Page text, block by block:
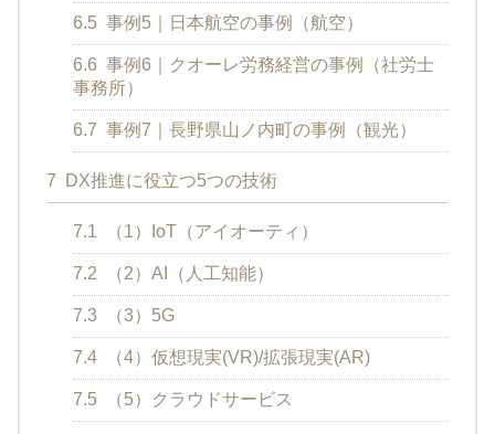
6.5 事例5｜日本航空の事例（航空）
6.6 事例6｜クオーレ労務経営の事例（社労士
事務所）
6.7 事例7｜長野県山ノ内町の事例（観光）
7 DX推進に役立つ5つの技術
7.1 （1）IoT（アイオーティ）
7.2 （2）AI（人工知能）
7.3 （3）5G
7.4 （4）仮想現実(VR)/拡張現実(AR)
7.5 （5）クラウドサービス